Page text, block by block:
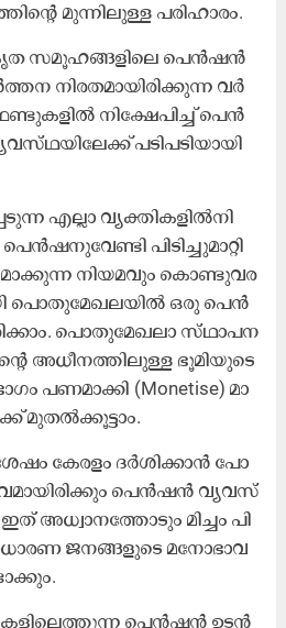
മു​ന്നി​ലു​ള്ള പ​രി​ഹാ​രം.
സ​മൂ​ഹ​ങ്ങ​ളി​ലെ പെ​ൻ​ഷ​ൻ
നി​ര​ത​മാ​യി​രി​ക്കു​ന്ന വ​ർ​
നി​ക്ഷേ​പി​ച്ച് പെ​ൻ​
പ​ടി​പ​ടി​യാ​യി
എ​ല്ലാ വ്യ​ക്തി​ക​ളി​ൽ​നി​
പി​ടി​ച്ചു​മാ​റ്റി​
നി​യ​മ​വും കൊ​ണ്ടു​വ​ര​
പൊ​തു​മേ​ഖ​ല​യി​ൽ ഒ​രു പെ​ൻ​
പൊ​തു​മേ​ഖ​ലാ സ്​​ഥാ​പ​ന​
അ​ധീ​ന​ത്തി​ലു​ള്ള ഭൂ​മി​യു​ടെ​
പ​ണ​മാ​ക്കി (Monetise) മാ​
മു​ത​ൽ​ക്കൂ​ട്ടാം.
കേ​ര​ളം ദ​ർ​ശി​ക്കാ​ൻ പോ​
പെ​ൻ​ഷ​ൻ വ്യ​വ​സ്​​
അ​ധ്വാ​ന​ത്തോ​ടും മി​ച്ചം പി​
ജ​ന​ങ്ങ​ളു​ടെ മ​നോ​ഭാ​വ​
പെ​ൻ​ഷ​ൻ ഉ​ട​ൻ​